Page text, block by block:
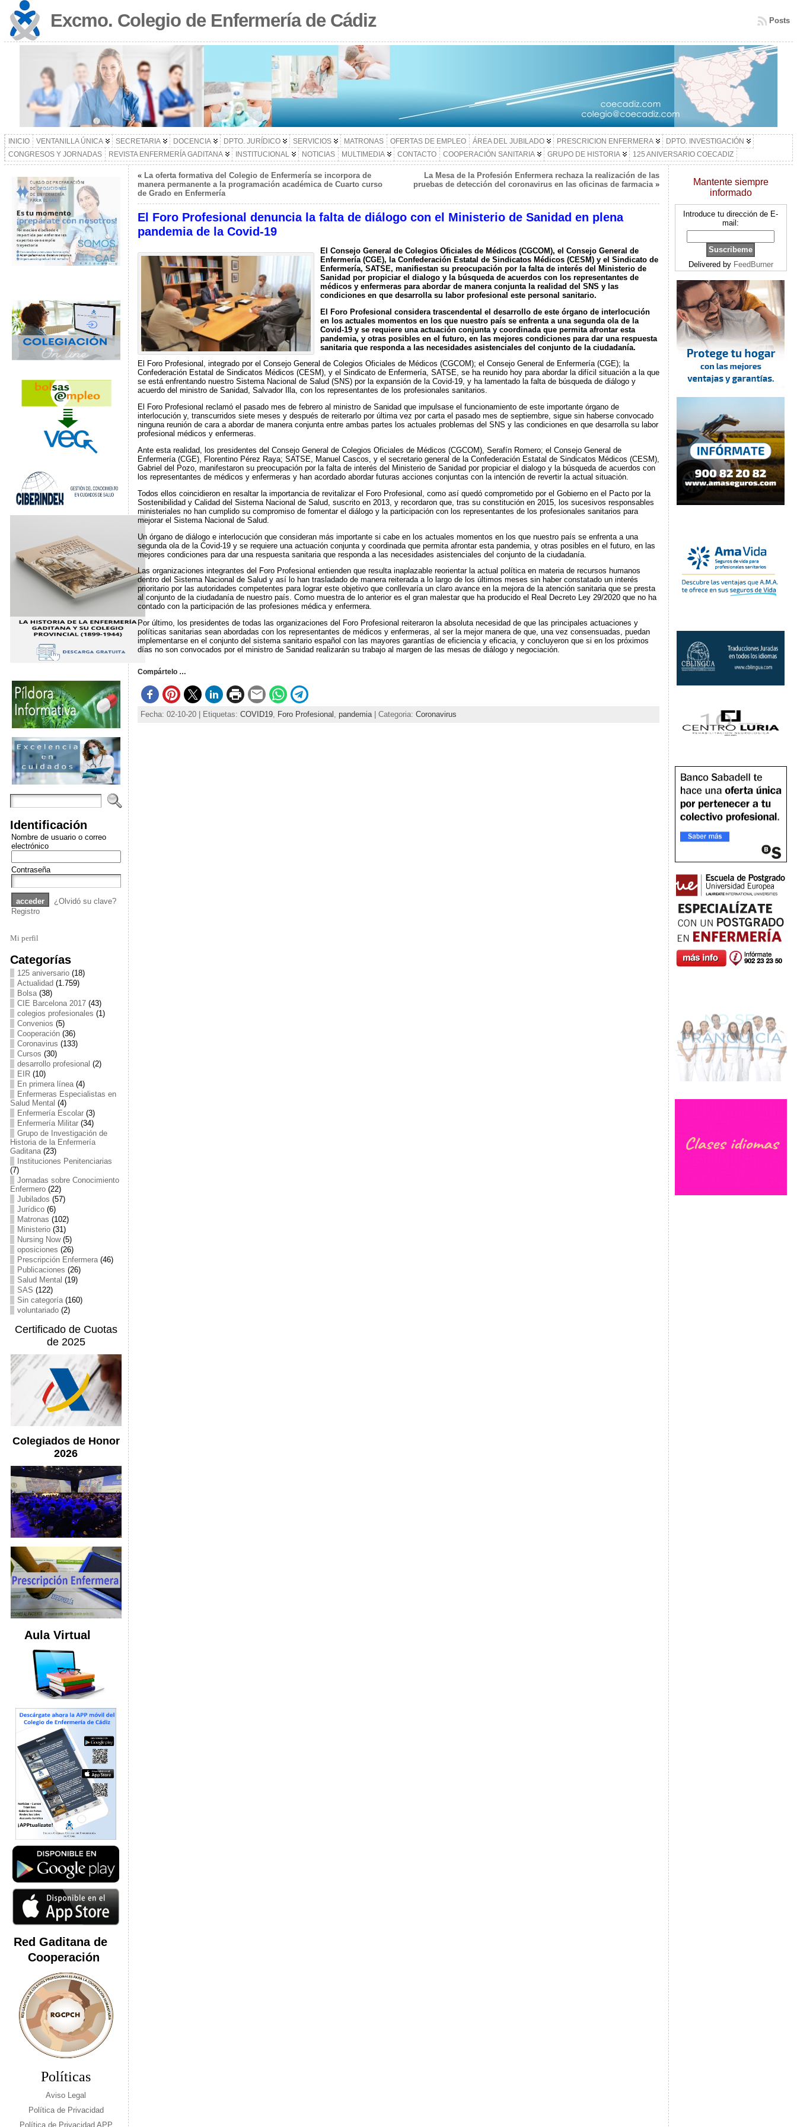
Excmo. Colegio de Enfermería de Cádiz Posts
INICIO VENTANILLA ÚNICA SECRETARIA DOCENCIA DPTO. JURÍDICO SERVICIOS MATRONAS OFERTAS DE EMPLEO ÁREA DEL JUBILADO PRESCRICION ENFERMERA
DPTO. INVESTIGACIÓN
CONGRESOS Y JORNADAS
REVISTA ENFERMERÍA GADITANA INSTITUCIONAL NOTICIAS MULTIMEDIA CONTACTO COOPERACIÓN SANITARIA GRUPO DE HISTORIA 125 ANIVERSARIO COECADIZ
Identificación
Nombre de usuario o correo
electrónico
Contraseña
¿Olvidó su clave?
Registro
Mi perfil
Categorías
125 aniversario(18)
Actualidad (1.759)
Bolsa(38)
CIE Barcelona 2017(43)
colegios profesionales (1)
Convenios (5)
Cooperación(36)
Coronavirus (133)
Cursos (30)
desarrollo profesional (2)
EIR(10)
En primera línea(4)
Enfermeras Especialistas en
Salud Mental (4)
Enfermería Escolar(3)
Enfermería Militar(34)
Grupo de Investigación de
Historia de la Enfermería
Gaditana(23)
Instituciones Penitenciarias
(7)
Jornadas sobre Conocimiento
Enfermero(22)
Jubilados (57)
Jurídico(6)
Matronas (102)
Ministerio(31)
Nursing Now(5)
oposiciones (26)
Prescripción Enfermera(46)
Publicaciones (26)
Salud Mental (19)
SAS (122)
Sin categoría(160)
voluntariado(2)
Certificado de Cuotas
de 2025
Colegiados de Honor
2026
Aula Virtual
Red Gaditana de
Cooperación
Políticas
Aviso Legal
Política de Privacidad
Política de Privacidad APP
« La oferta formativa del Colegio de Enfermería se incorpora de
manera permanente a la programación académica de Cuarto curso
de Grado en Enfermería
La Mesa de la Profesión Enfermera rechaza la realización de las
pruebas de detección del coronavirus en las oficinas de farmacia»
El Foro Profesional denuncia la falta de diálogo con el Ministerio de Sanidad en plena
pandemia de la Covid-19
El Consejo General de Colegios Oficiales de Médicos (CGCOM), el Consejo General de
Enfermería (CGE), la Confederación Estatal de Sindicatos Médicos (CESM) y el Sindicato de
Enfermería, SATSE, manifiestan su preocupación por la falta de interés del Ministerio de
Sanidad por propiciar el dialogo y la búsqueda de acuerdos con los representantes de
médicos y enfermeras para abordar de manera conjunta la realidad del SNS y las
condiciones en que desarrolla su labor profesional este personal sanitario.
El Foro Profesional considera trascendental el desarrollo de este órgano de interlocución
en los actuales momentos en los que nuestro país se enfrenta a una segunda ola de la
Covid-19 y se requiere una actuación conjunta y coordinada que permita afrontar esta
pandemia, y otras posibles en el futuro, en las mejores condiciones para dar una respuesta
sanitaria que responda a las necesidades asistenciales del conjunto de la ciudadanía.
El Foro Profesional, integrado por el Consejo General de Colegios Oficiales de Médicos (CGCOM); el Consejo General de Enfermería (CGE); la
Confederación Estatal de Sindicatos Médicos (CESM), y el Sindicato de Enfermería, SATSE, se ha reunido hoy para abordar la difícil situación a la que
se está enfrentando nuestro Sistema Nacional de Salud (SNS) por la expansión de la Covid-19, y ha lamentado la falta de búsqueda de diálogo y
acuerdo del ministro de Sanidad, Salvador Illa, con los representantes de los profesionales sanitarios.
El Foro Profesional reclamó el pasado mes de febrero al ministro de Sanidad que impulsase el funcionamiento de este importante órgano de
interlocución y, transcurridos siete meses y después de reiterarlo por última vez por carta el pasado mes de septiembre, sigue sin haberse convocado
ninguna reunión de cara a abordar de manera conjunta entre ambas partes los actuales problemas del SNS y las condiciones en que desarrolla su labor
profesional médicos y enfermeras.
Ante esta realidad, los presidentes del Consejo General de Colegios Oficiales de Médicos (CGCOM), Serafín Romero; el Consejo General de
Enfermería (CGE), Florentino Pérez Raya; SATSE, Manuel Cascos, y el secretario general de la Confederación Estatal de Sindicatos Médicos (CESM),
Gabriel del Pozo, manifestaron su preocupación por la falta de interés del Ministerio de Sanidad por propiciar el dialogo y la búsqueda de acuerdos con
los representantes de médicos y enfermeras y han acordado abordar futuras acciones conjuntas con la intención de revertir la actual situación.
Todos ellos coincidieron en resaltar la importancia de revitalizar el Foro Profesional, como así quedó comprometido por el Gobierno en el Pacto por la
Sostenibilidad y Calidad del Sistema Nacional de Salud, suscrito en 2013, y recordaron que, tras su constitución en 2015, los sucesivos responsables
ministeriales no han cumplido su compromiso de fomentar el diálogo y la participación con los representantes de los profesionales sanitarios para
mejorar el Sistema Nacional de Salud.
Un órgano de diálogo e interlocución que consideran más importante si cabe en los actuales momentos en los que nuestro país se enfrenta a una
segunda ola de la Covid-19 y se requiere una actuación conjunta y coordinada que permita afrontar esta pandemia, y otras posibles en el futuro, en las
mejores condiciones para dar una respuesta sanitaria que responda a las necesidades asistenciales del conjunto de la ciudadanía.
Las organizaciones integrantes del Foro Profesional entienden que resulta inaplazable reorientar la actual política en materia de recursos humanos
dentro del Sistema Nacional de Salud y así lo han trasladado de manera reiterada a lo largo de los últimos meses sin haber constatado un interés
prioritario por las autoridades competentes para lograr este objetivo que conllevaría un claro avance en la mejora de la atención sanitaria que se presta
al conjunto de la ciudadanía de nuestro país. Como muestra de lo anterior es el gran malestar que ha producido el Real Decreto Ley 29/2020 que no ha
contado con la participación de las profesiones médica y enfermera.
Por último, los presidentes de todas las organizaciones del Foro Profesional reiteraron la absoluta necesidad de que las principales actuaciones y
políticas sanitarias sean abordadas con los representantes de médicos y enfermeras, al ser la mejor manera de que, una vez consensuadas, puedan
implementarse en el conjunto del sistema sanitario español con las mayores garantías de eficiencia y eficacia, y concluyeron que si en los próximos
días no son convocados por el ministro de Sanidad realizarán su trabajo al margen de las mesas de diálogo y negociación.
Compártelo …
Fecha: 02-10-20 | Etiquetas: COVID19, Foro Profesional pandemia| Categoria: Coronavirus
Mantente siempre
informado
Introduce tu dirección de E-
mail:
Delivered by FeedBurner